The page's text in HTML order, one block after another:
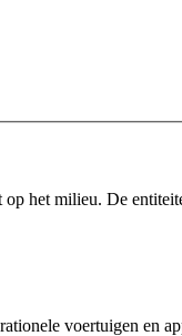
op het milieu. De
voertuigen en